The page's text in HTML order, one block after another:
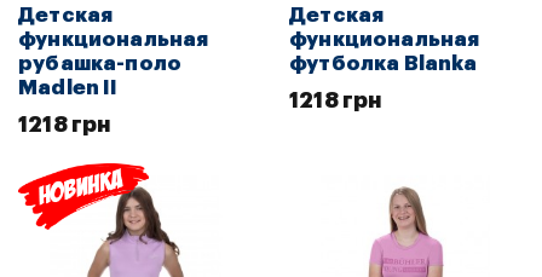
Детская
функциональная
рубашка-поло
Madlen II
1218 грн
Детская
функциональная
футболка Blanka
1218 грн